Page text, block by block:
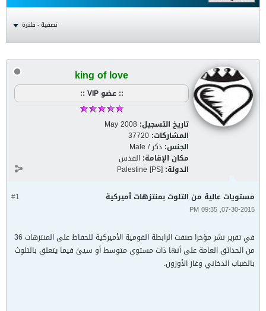
تصفية - فلترة
king of love
:: عضو VIP ::
تاريخ التسجيل: May 2008
المشاركات: 37720
الجنس: ذكر / Male
مكان الإقامة: القدس
الدولة: Palestine [PS]
#1 مستويات عالية من التلوث بمنتزهات أميركية
07-30-2015, 09:35 PM
في تقرير نشر مؤخرا صنفت الرابطة القومية الأميركية للحفاظ على المنتزهات 36
من الحدائق العامة على أنها ذات مستوى متوسط أو سيئ فيما يتعلق بالتلوث
بالضباب الدخاني وغاز الأوزون.